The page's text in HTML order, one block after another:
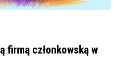
firmą członkowską w